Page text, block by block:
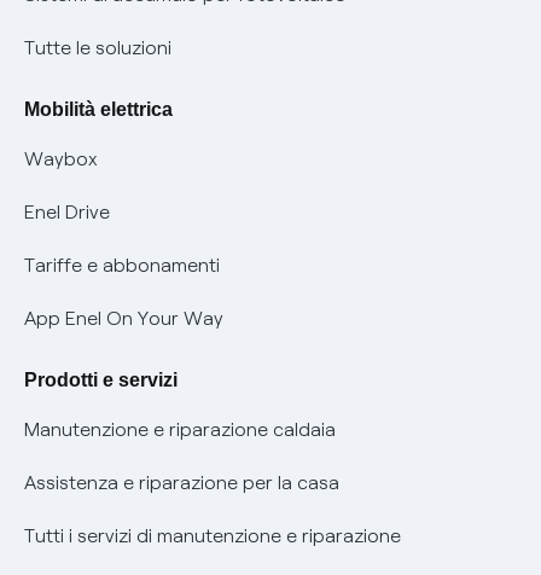
Condizioni generali di contratto prodotti e servizi
Nuove regole europee per la protezione dei dati
Offerte Placet non vulnerabili
Offerta Tutela Vulnerabilità Gas
Mobilità Elettrica
Phishing e truffe online
Verifica chi ti ha chiamato
Informativa RAEE
Tutte le soluzioni
Mobilità elettrica
Waybox
Enel Drive
Tariffe e abbonamenti
App Enel On Your Way
Prodotti e servizi
Manutenzione e riparazione caldaia
Assistenza e riparazione per la casa
Tutti i servizi di manutenzione e riparazione